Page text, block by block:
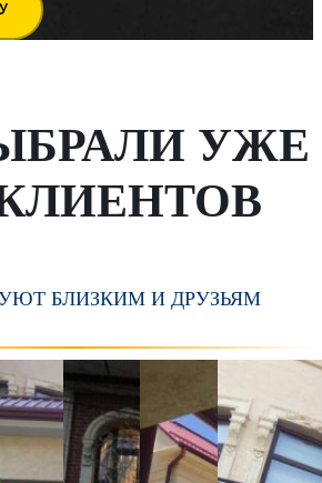
УЖЕ
БЛИЗКИМ И ДРУЗЬЯМ